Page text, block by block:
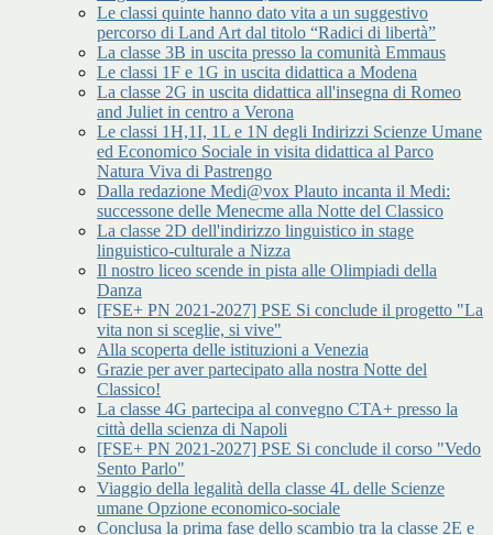
Le classi quinte hanno dato vita a un suggestivo
percorso di Land Art dal titolo “Radici di libertà”
La classe 3B in uscita presso la comunità Emmaus
Le classi 1F e 1G in uscita didattica a Modena
La classe 2G in uscita didattica all'insegna di Romeo
and Juliet in centro a Verona
Le classi 1H,1I, 1L e 1N degli Indirizzi Scienze Umane
ed Economico Sociale in visita didattica al Parco
Natura Viva di Pastrengo
Dalla redazione Medi@vox Plauto incanta il Medi:
successone delle Menecme alla Notte del Classico
La classe 2D dell'indirizzo linguistico in stage
linguistico-culturale a Nizza
Il nostro liceo scende in pista alle Olimpiadi della
Danza
[FSE+ PN 2021-2027] PSE Si conclude il progetto "La
vita non si sceglie, si vive"
Alla scoperta delle istituzioni a Venezia
Grazie per aver partecipato alla nostra Notte del
Classico!
La classe 4G partecipa al convegno CTA+ presso la
città della scienza di Napoli
[FSE+ PN 2021-2027] PSE Si conclude il corso "Vedo
Sento Parlo"
Viaggio della legalità della classe 4L delle Scienze
umane Opzione economico-sociale
Conclusa la prima fase dello scambio tra la classe 2E e